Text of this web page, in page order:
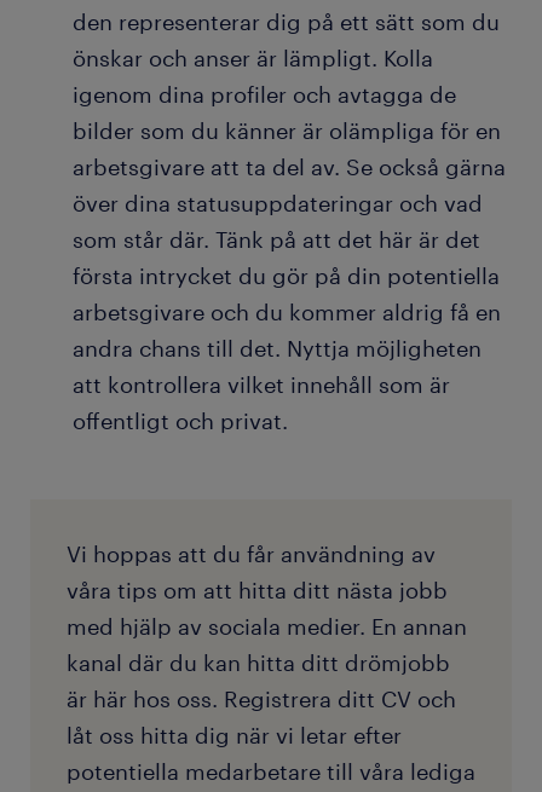
den representerar dig på ett sätt som du
önskar och anser är lämpligt. Kolla
igenom dina profiler och avtagga de
bilder som du känner är olämpliga för en
arbetsgivare att ta del av. Se också gärna
över dina statusuppdateringar och vad
som står där. Tänk på att det här är det
första intrycket du gör på din potentiella
arbetsgivare och du kommer aldrig få en
andra chans till det. Nyttja möjligheten
att kontrollera vilket innehåll som är
offentligt och privat.
Vi hoppas att du får användning av
våra tips om att hitta ditt nästa jobb
med hjälp av sociala medier. En annan
kanal där du kan hitta ditt drömjobb
är här hos oss. Registrera ditt CV och
låt oss hitta dig när vi letar efter
potentiella medarbetare till våra lediga